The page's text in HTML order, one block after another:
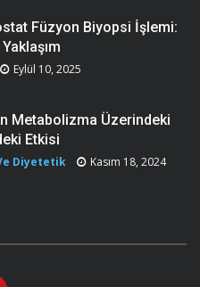
Füzyon Biyopsi İşlemi:
Eylül 10, 2025
Metabolizma Üzerindeki
Etkisi
Diyetetik Kasım 18, 2024